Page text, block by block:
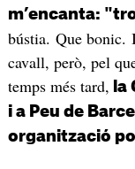
m’encanta:
bústia. Que bonic.
cavall, però, pel
temps més tard, la
i a Peu de
organització